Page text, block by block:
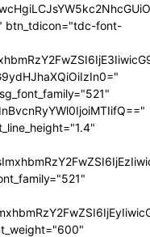
btn_tdicon="tdc-font-